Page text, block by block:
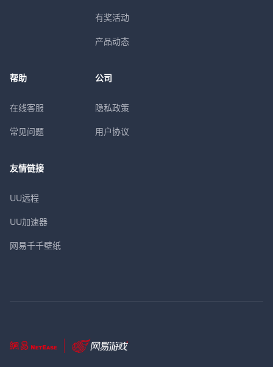
有奖活动
产品动态
帮助
在线客服
常见问题
公司
隐私政策
用户协议
友情链接
UU远程
UU加速器
网易千千壁纸